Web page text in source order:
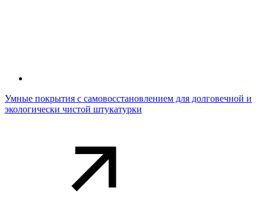
Умные покрытия с самовосстановлением для долговечной и
экологически чистой штукатурки